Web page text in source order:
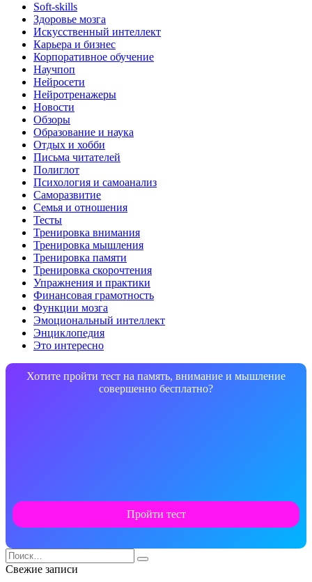
Soft-skills
Здоровье мозга
Искусственный интеллект
Карьера и бизнес
Корпоративное обучение
Научпоп
Нейросети
Нейротренажеры
Новости
Обзоры
Образование и наука
Отдых и хобби
Письма читателей
Полиглот
Психология и самоанализ
Саморазвитие
Семья и отношения
Тесты
Тренировка внимания
Тренировка мышления
Тренировка памяти
Тренировка скорочтения
Упражнения и практики
Финансовая грамотность
Функции мозга
Эмоциональный интеллект
Энциклопедия
Это интересно
Хотите пройти тест на память, внимание и мышление
совершенно бесплатно?
Пройти тест
Search
for:
Свежие записи